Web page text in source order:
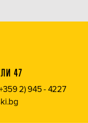
47
2) 945 - 4227